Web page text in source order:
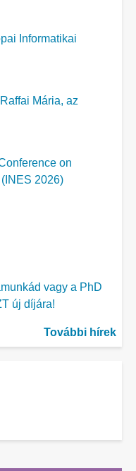
Informatikai
Mária, az
on
2026)
vagy a PhD
új díjára!
További hírek